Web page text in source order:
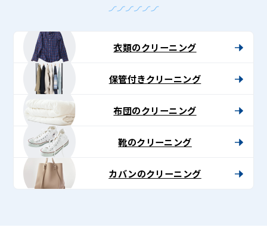
ト〉
衣類のクリーニング
保管付きクリーニング
布団のクリーニング
靴のクリーニング
カバンのクリーニング